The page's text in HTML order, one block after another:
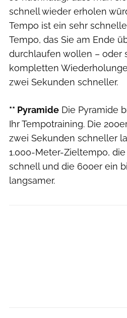
schnell wieder erholen
Tempo ist ein sehr
Tempo, das Sie am Ende
durchlaufen wollen – oder
kompletten
zwei Sekunden schneller.
** Pyramide Die Pyramide
Ihr Tempotraining. Die
zwei Sekunden schneller
1.000-Meter-Zieltempo,
schnell und die 600er ein
langsamer.